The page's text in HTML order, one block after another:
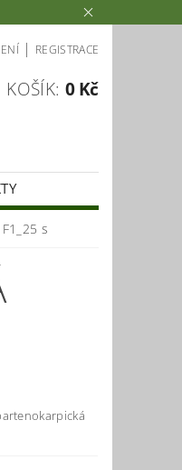
| REGISTRACE
KOŠÍK: 0 Kč
s